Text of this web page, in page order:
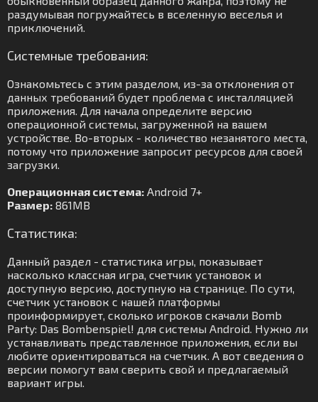
раздумывая погружайтесь в вселенную веселья и
приключений.
Системные требования:
Ознакомьтесь с этим разделом, из-за отклонения от
данных требований будет проблема с инсталляцией
приложения. Для начала определите версию
операционной системы, загруженной на вашем
устройстве. Во-вторых - количество незанятого места,
потому что приложение запросит ресурсов для своей
загрузки.
Операционная система: Android 7+
Размер: 861MB
Статистика:
Данный раздел - статистика игры, показывает
насколько классная игра, счетчик установок и
доступную версию, доступную на странице. По сути,
счетчик установок с нашей платформы
проинформирует, сколько игроков скачали Bomb
Party: Das Bombenspiel! для системы Android. Нужно ли
устанавливать представленное приложения, если вы
любите ориентироваться на счетчик. А вот сведения о
версии помогут вам сверить свой и предлагаемый
вариант игры.